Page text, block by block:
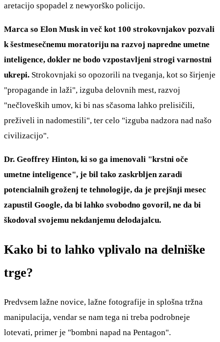
aretacijo spopadel z newyorško policijo.
Marca so Elon Musk in več kot 100 strokovnjakov pozvali
k šestmesečnemu moratoriju na razvoj napredne umetne
inteligence, dokler ne bodo vzpostavljeni strogi varnostni
ukrepi. Strokovnjaki so opozorili na tveganja, kot so širjenje
"propagande in laži", izguba delovnih mest, razvoj
"nečloveških umov, ki bi nas sčasoma lahko prelisičili,
preživeli in nadomestili", ter celo "izguba nadzora nad našo
civilizacijo".
Dr. Geoffrey Hinton, ki so ga imenovali "krstni oče
umetne inteligence", je bil tako zaskrbljen zaradi
potencialnih groženj te tehnologije, da je prejšnji mesec
zapustil Google, da bi lahko svobodno govoril, ne da bi
škodoval svojemu nekdanjemu delodajalcu.
Kako bi to lahko vplivalo na delniške
trge?
Predvsem lažne novice, lažne fotografije in splošna tržna
manipulacija, vendar se nam tega ni treba podrobneje
lotevati, primer je "bombni napad na Pentagon".